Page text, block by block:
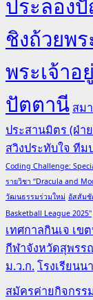
ประลอง
ชิงถ้วยพ
พระเจ้า
ปัตตานี สม
ประสานมิตร (ฝ่า
สวิงประทับใจ ที
Coding Challenge:
รายวิชา “Dracula and
วัฒนธรรมร่วมใหม่ อัสสัมชั
Basketball League 2025"
เทศกาลกินเจ เข
กีฬาจังหวัดสุพร
ม.ว.ก.โรงเรียนน
สมัครค่ายกิจกรร